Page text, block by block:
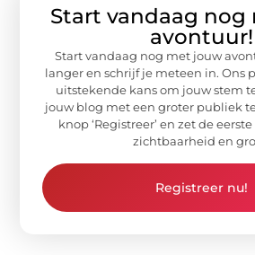
Start vandaag
avontuur!
Start vandaag nog met jouw
langer en schrijf je meteen in. Ons
uitstekende kans om jouw stem
jouw blog met een groter publiek
knop ‘Registreer’ en zet de
zichtbaarheid en
Registreer nu!